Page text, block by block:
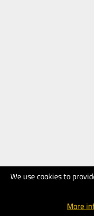
We use cookies to
More